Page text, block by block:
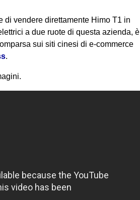
di vendere direttamente Himo T1 in
a due ruote di questa azienda, è
sui siti cinesi di e-commerce
.